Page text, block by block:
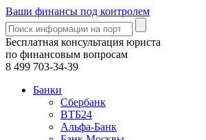
Ваши финансы под контролем
Бесплатная консультация юриста
по финансовым вопросам
8 499 703-34-39
Банки
Сбербанк
ВТБ24
Альфа-Банк